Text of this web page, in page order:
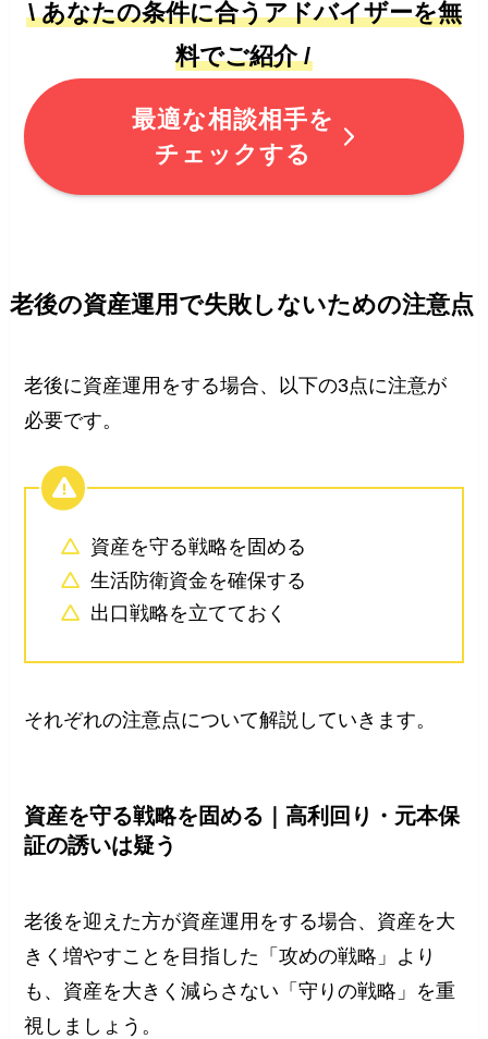
\ あなたの条件に合うアドバイザーを無
料でご紹介 /
最適な相談相手を
チェックする
老後の資産運用で失敗しないための注意点
老後に資産運用をする場合、以下の3点に注意が
必要です。
資産を守る戦略を固める
生活防衛資金を確保する
出口戦略を立てておく
それぞれの注意点について解説していきます。
資産を守る戦略を固める｜高利回り・元本保
証の誘いは疑う
老後を迎えた方が資産運用をする場合、資産を大
きく増やすことを目指した「攻めの戦略」より
も、資産を大きく減らさない「守りの戦略」を重
視しましょう。